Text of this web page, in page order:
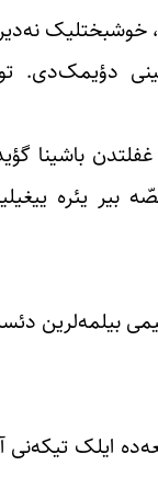
خوشبختلیک
دؤیمک‌دی.
باشینا
بیر یئره
بیلمه‌لرین
تیکه‌نی